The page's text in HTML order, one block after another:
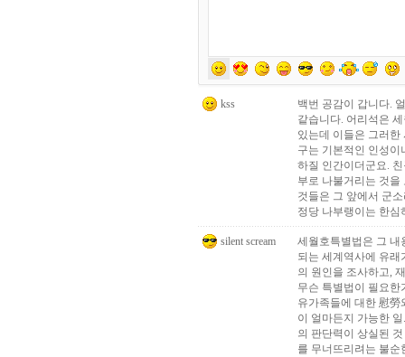
kss
백번 공감이 갑니다.
같습니다. 어리석은
있는데 이들은 그러한
구는 기본적인 인성
하질 인간이더군요.
부로 나불거리는 것
것들은 그 앞에서 군
정당 나부랭이는 한
silent scream
세월호특별법은 그 내
되는 세계역사에 유
의 원인을 조사하고,
무슨 특별법이 필요한
유가족들에 대한 慰
이 얼마든지 가능한
의 판단력이 상실된
를 무너뜨리려는 불